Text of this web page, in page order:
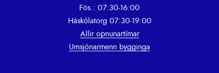
Fös.: 07:30-16:00
Háskólatorg 07:30-19:00
Allir opnunartímar
Umsjónarmenn bygginga